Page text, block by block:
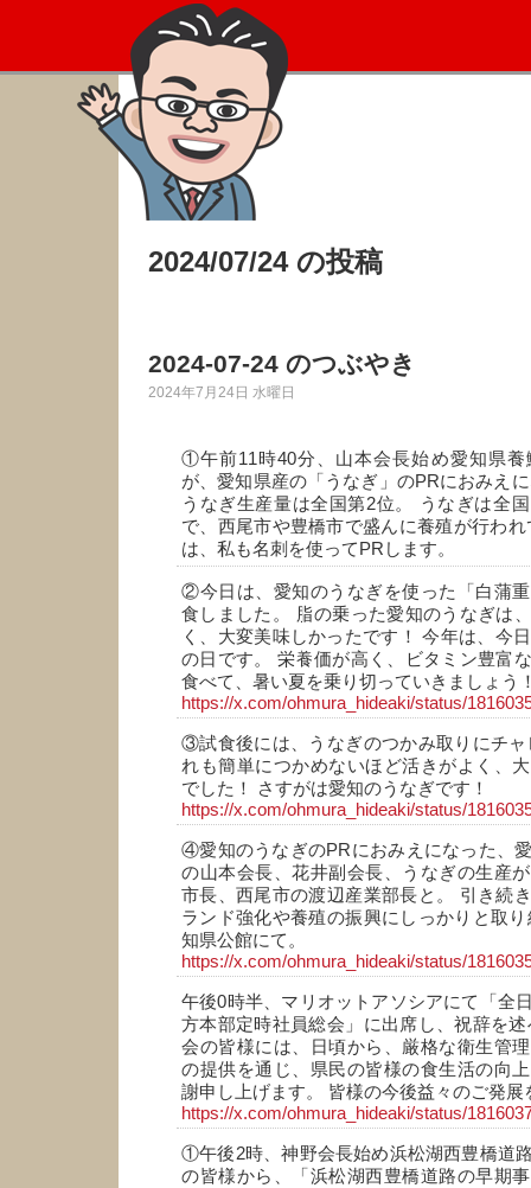
2024/07/24 の投稿
2024-07-24 のつぶやき
2024年7月24日 水曜日
①午前11時40分、山本会長始め愛知県養
が、愛知県産の「うなぎ」のPRにおみえ
うなぎ生産量は全国第2位。 うなぎは全
で、西尾市や豊橋市で盛んに養殖が行わ
は、私も名刺を使ってPRします。
②今日は、愛知のうなぎを使った「白蒲
食しました。 脂の乗った愛知のうなぎは
く、大変美味しかったです！ 今年は、今
の日です。 栄養価が高く、ビタミン豊富
食べて、暑い夏を乗り切っていきましょう
https://x.com/ohmura_hideaki/status/
③試食後には、うなぎのつかみ取りにチ
れも簡単につかめないほど活きがよく、
でした！ さすがは愛知のうなぎです！
https://x.com/ohmura_hideaki/status/
④愛知のうなぎのPRにおみえになった、
の山本会長、花井副会長、うなぎの生産
市長、西尾市の渡辺産業部長と。 引き続
ランド強化や養殖の振興にしっかりと取
知県公館にて。
https://x.com/ohmura_hideaki/status/
午後0時半、マリオットアソシアにて「全
方本部定時社員総会」に出席し、祝辞を
会の皆様には、日頃から、厳格な衛生管
の提供を通じ、県民の皆様の食生活の向
謝申し上げます。 皆様の今後益々のご発展
https://x.com/ohmura_hideaki/status/
①午後2時、神野会長始め浜松湖西豊橋道
の皆様から、「浜松湖西豊橋道路の早期